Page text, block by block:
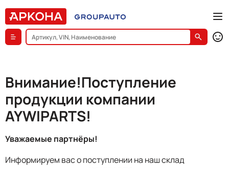
Внимание!Поступление
продукции компании
AYWIPARTS!
Уважаемые партнёры!
Информируем вас о поступлении на наш склад